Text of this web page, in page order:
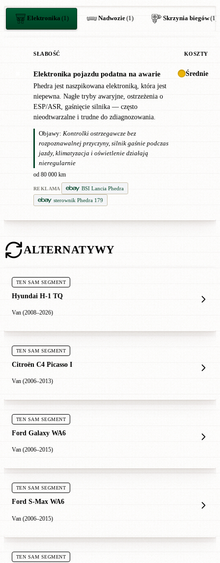
Elektronika (1) Nadwozie(1) Skrzynia biegów(1)
SŁABOŚĆ KOSZTY
Elektronika pojazdu podatna na awarie
Phedra jest naszpikowana elektroniką, która jest
niepewna. Nagłe tryby awaryjne, ostrzeżenia o
ESP/ASR, gaśnięcie silnika — często
nieodtwarzalne i trudne do zdiagnozowania.
Objawy: Kontrolki ostrzegawcze bez
rozpoznawalnej przyczyny, silnik gaśnie podczas
jazdy, klimatyzacja i oświetlenie działają
nieregularnie
od 80 000 km
REKLAMA
BSI Lancia Phedra
sterownik Phedra 179
Średnie
ALTERNATYWY
TEN SAM SEGMENT
Hyundai H-1 TQ
Van (2008–2026)
TEN SAM SEGMENT
Citroën C4 Picasso I
Van (2006–2013)
TEN SAM SEGMENT
Ford Galaxy WA6
Van (2006–2015)
TEN SAM SEGMENT
Ford S-Max WA6
Van (2006–2015)
TEN SAM SEGMENT